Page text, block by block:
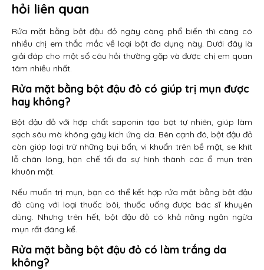
hỏi liên quan
Rửa mặt bằng bột đậu đỏ ngày càng phổ biến thì càng có
nhiều chị em thắc mắc về loại bột đa dụng này. Dưới đây là
giải đáp cho một số câu hỏi thường gặp và được chị em quan
tâm nhiều nhất.
Rửa mặt bằng bột đậu đỏ có giúp trị mụn được
hay không?
Bột đậu đỏ với hợp chất saponin tạo bọt tự nhiên, giúp làm
sạch sâu mà không gây kích ứng da. Bên cạnh đó, bột đậu đỏ
còn giúp loại trừ những bụi bẩn, vi khuẩn trên bề mặt, se khít
lỗ chân lông, hạn chế tối đa sự hình thành các ổ mụn trên
khuôn mặt.
Nếu muốn trị mụn, bạn có thể kết hợp rửa mặt bằng bột đậu
đỏ cùng với loại thuốc bôi, thuốc uống được bác sĩ khuyên
dùng. Nhưng trên hết, bột đậu đỏ có khả năng ngăn ngừa
mụn rất đáng kể.
Rửa mặt bằng bột đậu đỏ có làm trắng da
không?